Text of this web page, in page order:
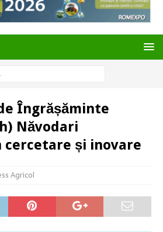
Îngrășăminte
Năvodari
cercetare și inovare
Agricol